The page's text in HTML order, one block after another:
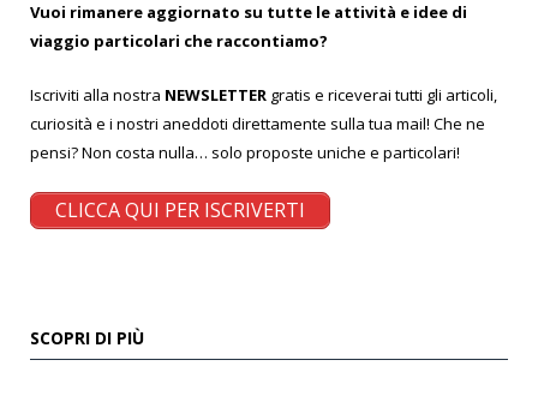
Vuoi rimanere aggiornato su tutte le attività e idee di
viaggio particolari che raccontiamo?
Iscriviti alla nostra NEWSLETTER gratis e riceverai tutti gli articoli,
curiosità e i nostri aneddoti direttamente sulla tua mail! Che ne
pensi? Non costa nulla… solo proposte uniche e particolari!
CLICCA QUI PER ISCRIVERTI
SCOPRI DI PIÙ